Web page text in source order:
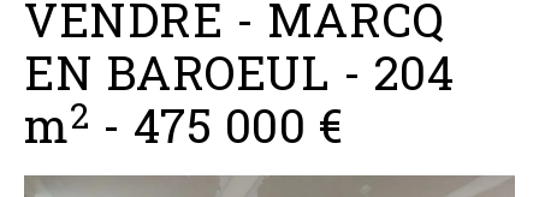
VENDRE - MARCQ
EN BAROEUL - 204
m2 - 475 000 €